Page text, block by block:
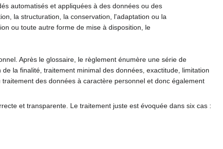
automatisés et appliquées à des données ou des
la structuration, la conservation, l'adaptation ou la
ou toute autre forme de mise à disposition, le
Après le glossaire, le règlement énumère une série de
la finalité, traitement minimal des données, exactitude, limitation
des données à caractère personnel et donc également
et transparente. Le traitement juste est évoquée dans six cas :